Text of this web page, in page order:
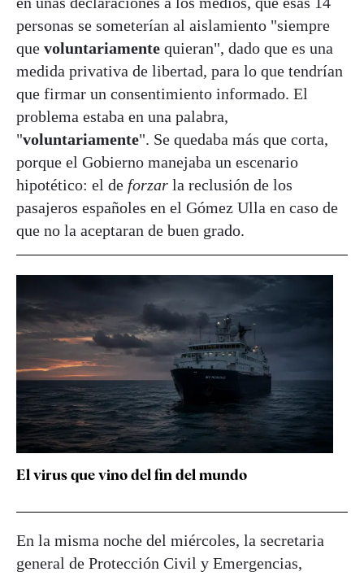
personas se someterían al aislamiento "siempre
que voluntariamente quieran", dado que es una
medida privativa de libertad, para lo que tendrían
que firmar un consentimiento informado. El
problema estaba en una palabra,
"voluntariamente". Se quedaba más que corta,
porque el Gobierno manejaba un escenario
hipotético: el de forzar la reclusión de los
pasajeros españoles en el Gómez Ulla en caso de
que no la aceptaran de buen grado.
El virus que vino del fin del mundo
En la misma noche del miércoles, la secretaria
general de Protección Civil y Emergencias,